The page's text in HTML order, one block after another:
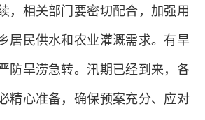
，相关部门要密切配合，加强用
居民供水和农业灌溉需求。有旱
防旱涝急转。汛期已经到来，各
精心准备，确保预案充分、应对